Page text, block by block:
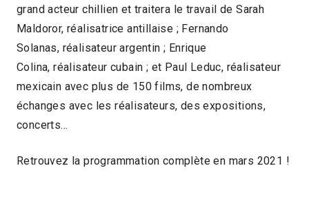
grand acteur chillien et traitera le travail de Sarah
Maldoror, réalisatrice antillaise ; Fernando
Solanas, réalisateur argentin ; Enrique
Colina, réalisateur cubain ; et Paul Leduc, réalisateur
mexicain avec plus de 150 films, de nombreux
échanges avec les réalisateurs, des expositions,
concerts…
Retrouvez la programmation complète en mars 2021 !